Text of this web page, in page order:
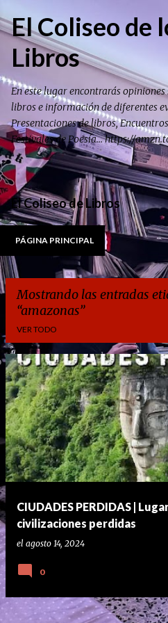
Ir al
El Coliseo de
Libros
En este lugar encontrarás
libros e información de diferentes
Presentaciones de libros,
Festivales de Poesía... https://
El Coliseo de Libros
PÁGINA PRINCIPAL
Mostrando las entradas
amazonas
VER TODO
E
n
t
r
a
d
a
s
CIUDADES PERDIDAS |
civilizaciones perdidas
el agosto 14, 2024
0